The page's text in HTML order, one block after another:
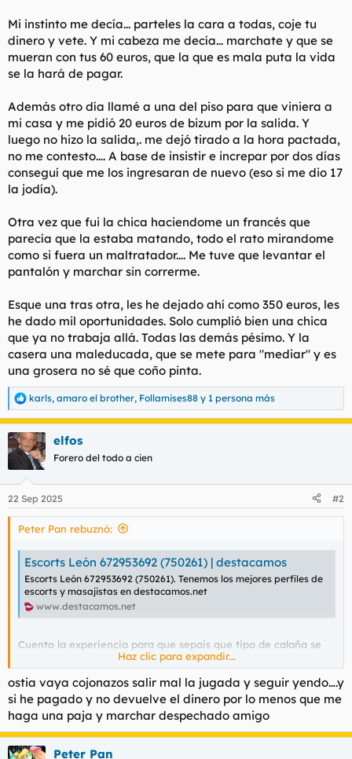
Mi instinto me decía... parteles la cara a todas, coje tu
dinero y vete. Y mi cabeza me decía... marchate y que se
mueran con tus 60 euros, que la que es mala puta la vida
se la hará de pagar.
Además otro día llamé a una del piso para que viniera a
mi casa y me pidió 20 euros de bizum por la salida. Y
luego no hizo la salida,. me dejó tirado a la hora pactada,
no me contesto.... A base de insistir e increpar por dos días
conseguí que me los ingresaran de nuevo (eso si me dio 17
la jodía).
Otra vez que fui la chica haciendome un francés que
parecía que la estaba matando, todo el rato mirandome
como si fuera un maltratador.... Me tuve que levantar el
pantalón y marchar sin correrme.
Esque una tras otra, les he dejado ahí como 350 euros, les
he dado mil oportunidades. Solo cumplió bien una chica
que ya no trabaja allá. Todas las demás pésimo. Y la
casera una maleducada, que se mete para "mediar" y es
una grosera no sé que coño pinta.
R
e
c
c
e
s
karls, amaro el brother, Follamises88 y 1 persona más
elfos
Forero del todo a cien
22 Sep 2025 #2
Peter Pan rebuznó:
Escorts León 672953692 (750261) | destacamos
Escorts León 672953692 (750261). Tenemos los mejores perfiles de
escorts y masajistas en destacamos.net
www.destacamos.net
Cuento la experiencia para que sepais que tipo de calaña se
esconde en este piso: Es en puente castro, calle san froilan 5
* Pregunto por washap y me mandan la información (un corta
y pega en el que dice FOTOS REALES CARICIAS, POSTURAS,
FRANCES NATURAL, CORRIDA FACIAL, BESOS, 69, Y MUCHAS
MAS. MEDIA HORA 60 Y UNA HORA 120. LEON: SAN FROILAN"
Haz clic para expandir...
ostia vaya cojonazos salir mal la jugada y seguir yendo….y
si he pagado y no devuelve el dinero por lo menos que me
haga una paja y marchar despechado amigo
Peter Pan